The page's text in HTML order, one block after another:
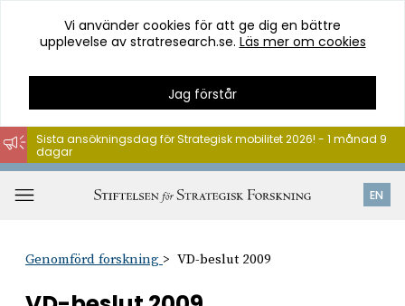
Hoppa
till
innehåll
Vi använder cookies för att ge dig en bättre
upplevelse av stratresearch.se. Läs mer om cookies
Jag förstår
EN
Sista ansökningsdag för Strategisk mobilitet 2026! - 1 månad 9
dagar
Genomförd forskning VD-beslut 2009